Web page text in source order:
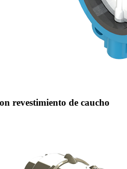
revestimiento de caucho